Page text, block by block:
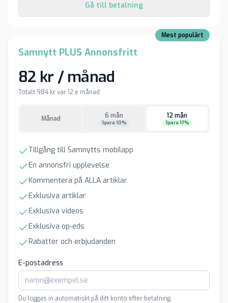
Gå till betalning
Mest populärt
Samnytt PLUS Annonsfritt
82 kr / månad
Totalt 984 kr var 12:e månad
Månad 6 mån
Spara 10%
12 mån
Spara 17%
Tillgång till Samnytts mobilapp
En annonsfri upplevelse
Kommentera på ALLA artiklar
Exklusiva artiklar
Exklusiva videos
Exklusiva op-eds
Rabatter och erbjudanden
E-postadress
Du loggas in automatiskt på ditt konto efter betalning.